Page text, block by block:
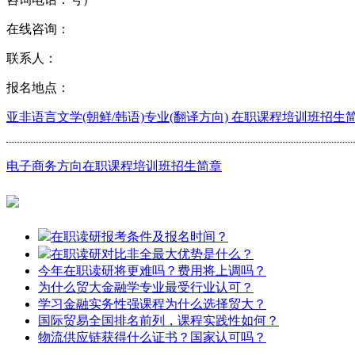
在线咨询：
联系人：
报名地点：
亚非语言文学(朝鲜/韩语)专业(翻译方向) 在职课程培训班招生
电子商务方向在职课程培训班招生简章
在职读研报考条件及报名时间？
在职读研对比非全最大优势是什么？
今年在职读研将更难吗？费用将上调吗？
为什么贸大金融学专业最受行业认可？
学习金融实务性强课程为什么选择贸大？
国际贸易全国排名前列，课程实践性如何？
物流供应链获得什么证书？国家认可吗？